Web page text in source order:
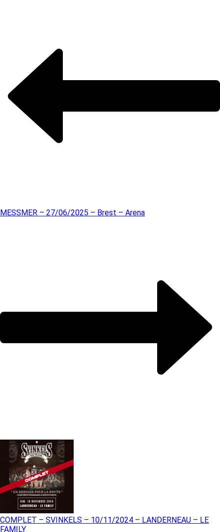
MESSMER – 27/06/2025 – Brest – Arena
COMPLET – SVINKELS – 10/11/2024 – LANDERNEAU – LE
FAMILY